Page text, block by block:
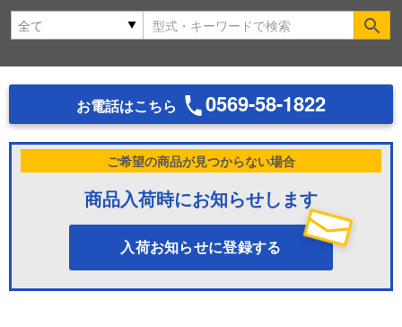
お電話はこちら 0569-58-1822
ご希望の商品が見つからない場合
商品入荷時にお知らせします
入荷お知らせに登録する